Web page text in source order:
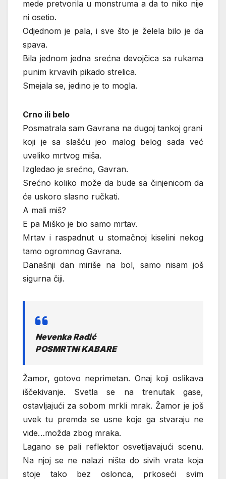
mede pretvorila u monstruma a da to niko nije
ni osetio.
Odjednom je pala, i sve što je želela bilo je da
spava.
Bila jednom jedna srećna devojčica sa rukama
punim krvavih pikado strelica.
Smejala se, jedino je to mogla.
Crno ili belo
Posmatrala sam Gavrana na dugoj tankoj grani
koji je sa slašću jeo malog belog sada već
uveliko mrtvog miša.
Izgledao je srećno, Gavran.
Srećno koliko može da bude sa činjenicom da
će uskoro slasno ručkati.
A mali miš?
E pa Miško je bio samo mrtav.
Mrtav i raspadnut u stomačnoj kiselini nekog
tamo ogromnog Gavrana.
Današnji dan miriše na bol, samo nisam još
sigurna čiji.
Nevenka Radić
POSMRTNI KABARE
Žamor, gotovo neprimetan. Onaj koji oslikava
iščekivanje. Svetla se na trenutak gase,
ostavljajući za sobom mrkli mrak. Žamor je još
uvek tu premda se usne koje ga stvaraju ne
vide…možda zbog mraka.
Lagano se pali reflektor osvetljavajući scenu.
Na njoj se ne nalazi ništa do sivih vrata koja
stoje tako bez oslonca, prkoseći svim